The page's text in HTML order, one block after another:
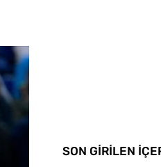
SON GİRİLEN